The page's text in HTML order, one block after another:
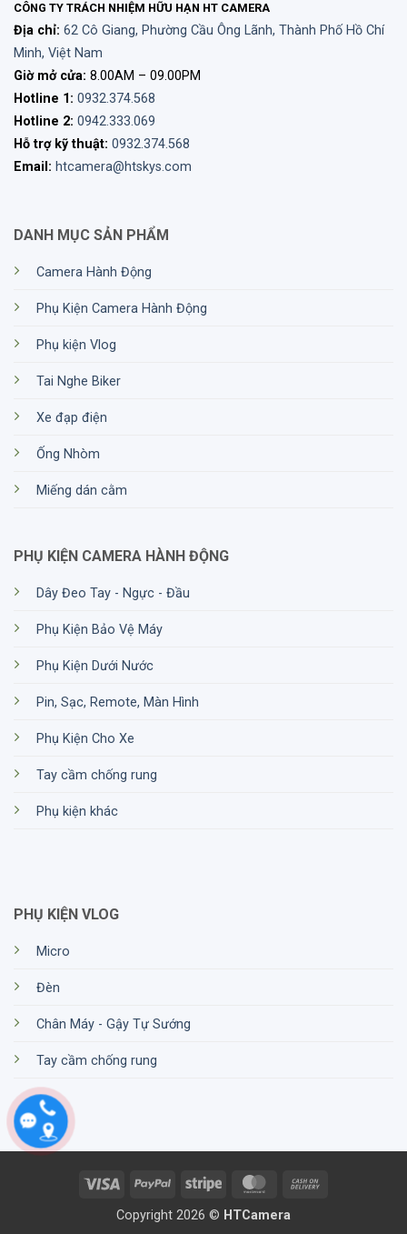
CÔNG TY TRÁCH NHIỆM HỮU HẠN HT CAMERA
Địa chỉ: 62 Cô Giang, Phường Cầu Ông Lãnh, Thành Phố Hồ Chí
Minh, Việt Nam
Giờ mở cửa: 8.00AM – 09.00PM
Hotline 1: 0932.374.568
Hotline 2: 0942.333.069
Hỗ trợ kỹ thuật: 0932.374.568
Email: htcamera@htskys.com
DANH MỤC SẢN PHẨM
Camera Hành Động
Phụ Kiện Camera Hành Động
Phụ kiện Vlog
Tai Nghe Biker
Xe đạp điện
Ống Nhòm
Miếng dán cằm
PHỤ KIỆN CAMERA HÀNH ĐỘNG
Dây Đeo Tay - Ngực - Đầu
Phụ Kiện Bảo Vệ Máy
Phụ Kiện Dưới Nước
Pin, Sạc, Remote, Màn Hình
Phụ Kiện Cho Xe
Tay cầm chống rung
Phụ kiện khác
PHỤ KIỆN VLOG
Micro
Đèn
Chân Máy - Gậy Tự Sướng
Tay cầm chống rung
Visa PayPal Stripe MasterCard
Copyright 2026 © HTCamera